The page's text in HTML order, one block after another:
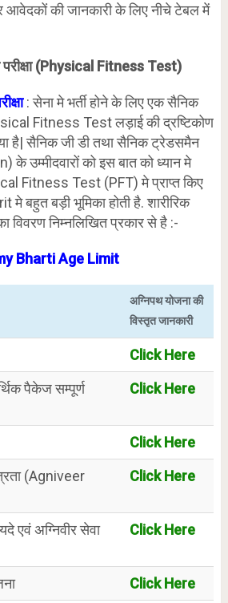
आवेदकों की जानकारी के लिए नीचे टेबल में
परीक्षा (Physical Fitness Test)
: सेना मे भर्ती होने के लिए एक सैनिक
Fitness Test लड़ाई की द्रष्टिकोण
है| सैनिक जी डी तथा सैनिक ट्रेडसमैन
उम्मीदवारों को इस बात को ध्यान मे
Fitness Test (PFT) मे प्राप्त किए
मे बहुत बड़ी भूमिका होती है. शारीरिक
विवरण निम्नलिखित प्रकार से है :-
Bharti Age Limit
अग्निपथ योजना की
विस्तृत जानकारी
Click Here
पैकेज सम्पूर्ण
Click Here
Click Here
(Agniveer
Click Here
एवं अग्निवीर सेवा
Click Here
Click Here